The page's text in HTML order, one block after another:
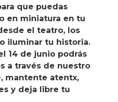
que puedas
en miniatura en tu
el teatro, los
iluminar tu historia.
14 de junio podrás
a través de nuestro
mantente atentx,
y deja libre tu